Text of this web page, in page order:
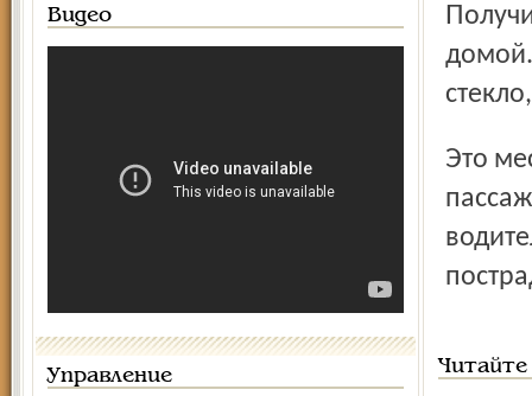
Видео
Управление
Получив первую медицинскую помощь, женщина ушла
домой.
Это место на дороге оказалось роковым еще для одного